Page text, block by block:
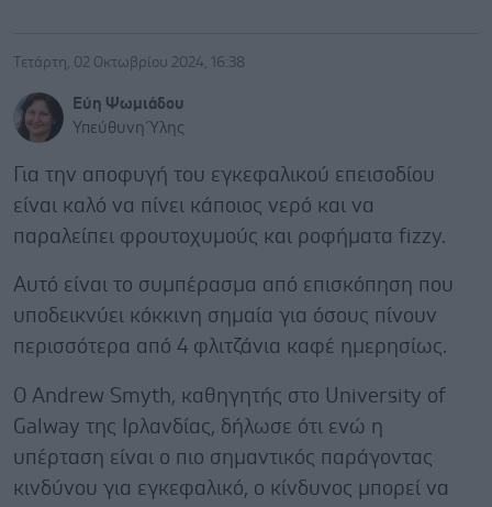
Τετάρτη, 02 Οκτωβρίου 2024, 16:38
Εύη Ψωμιάδου
Υπεύθυνη Ύλης
Για την αποφυγή του εγκεφαλικού επεισοδίου
είναι καλό να πίνει κάποιος νερό και να
παραλείπει φρουτοχυμούς και ροφήματα fizzy.
Αυτό είναι το συμπέρασμα από επισκόπηση που
υποδεικνύει κόκκινη σημαία για όσους πίνουν
περισσότερα από 4 φλιτζάνια καφέ ημερησίως.
Ο Andrew Smyth, καθηγητής στο University of
Galway της Ιρλανδίας, δήλωσε ότι ενώ η
υπέρταση είναι ο πιο σημαντικός παράγοντας
κινδύνου για εγκεφαλικό, ο κίνδυνος μπορεί να